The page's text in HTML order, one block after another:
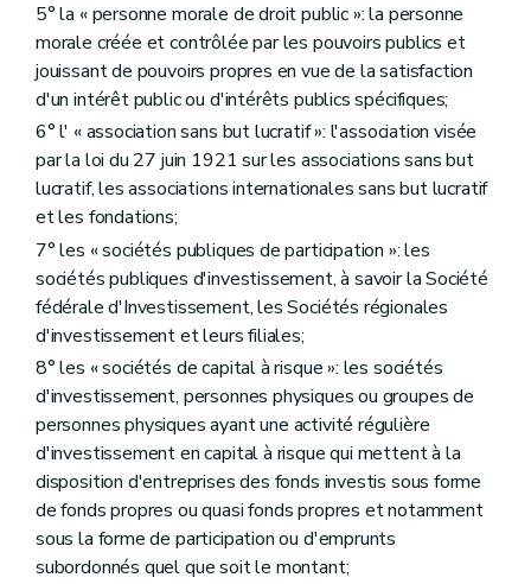
5° la « personne morale de droit public »: la personne
morale créée et contrôlée par les pouvoirs publics et
jouissant de pouvoirs propres en vue de la satisfaction
d'un intérêt public ou d'intérêts publics spécifiques;
6° l' « association sans but lucratif »: l'association visée
par la loi du 27 juin 1921 sur les associations sans but
lucratif, les associations internationales sans but lucratif
et les fondations;
7° les « sociétés publiques de participation »: les
sociétés publiques d'investissement, à savoir la Société
fédérale d'Investissement, les Sociétés régionales
d'investissement et leurs filiales;
8° les « sociétés de capital à risque »: les sociétés
d'investissement, personnes physiques ou groupes de
personnes physiques ayant une activité régulière
d'investissement en capital à risque qui mettent à la
disposition d'entreprises des fonds investis sous forme
de fonds propres ou quasi fonds propres et notamment
sous la forme de participation ou d'emprunts
subordonnés quel que soit le montant;